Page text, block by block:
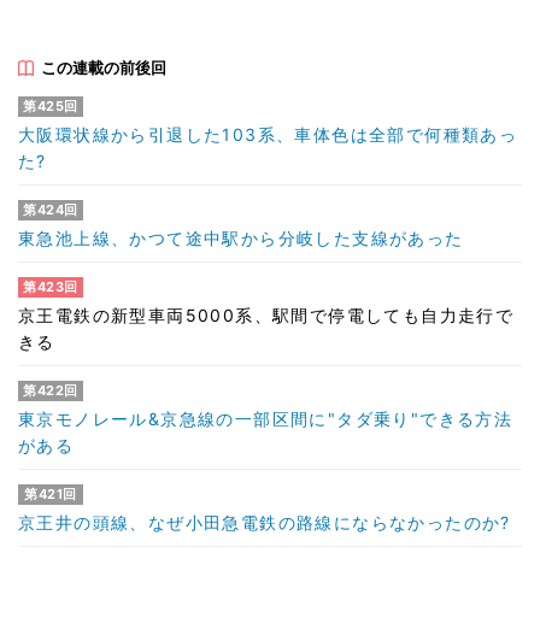
この連載の前後回
第425回
大阪環状線から引退した103系、車体色は全部で何種類あっ
た?
第424回
東急池上線、かつて途中駅から分岐した支線があった
第423回
京王電鉄の新型車両5000系、駅間で停電しても自力走行で
きる
第422回
東京モノレール&京急線の一部区間に"タダ乗り"できる方法
がある
第421回
京王井の頭線、なぜ小田急電鉄の路線にならなかったのか?